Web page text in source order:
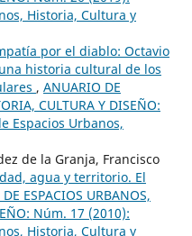
Historia, Cultura y
por el diablo: Octavio
historia cultural de los
, ANUARIO DE
CULTURA Y DISEÑO:
Espacios Urbanos,
de la Granja, Francisco
agua y territorio. El
ESPACIOS URBANOS,
Núm. 17 (2010):
Historia, Cultura y